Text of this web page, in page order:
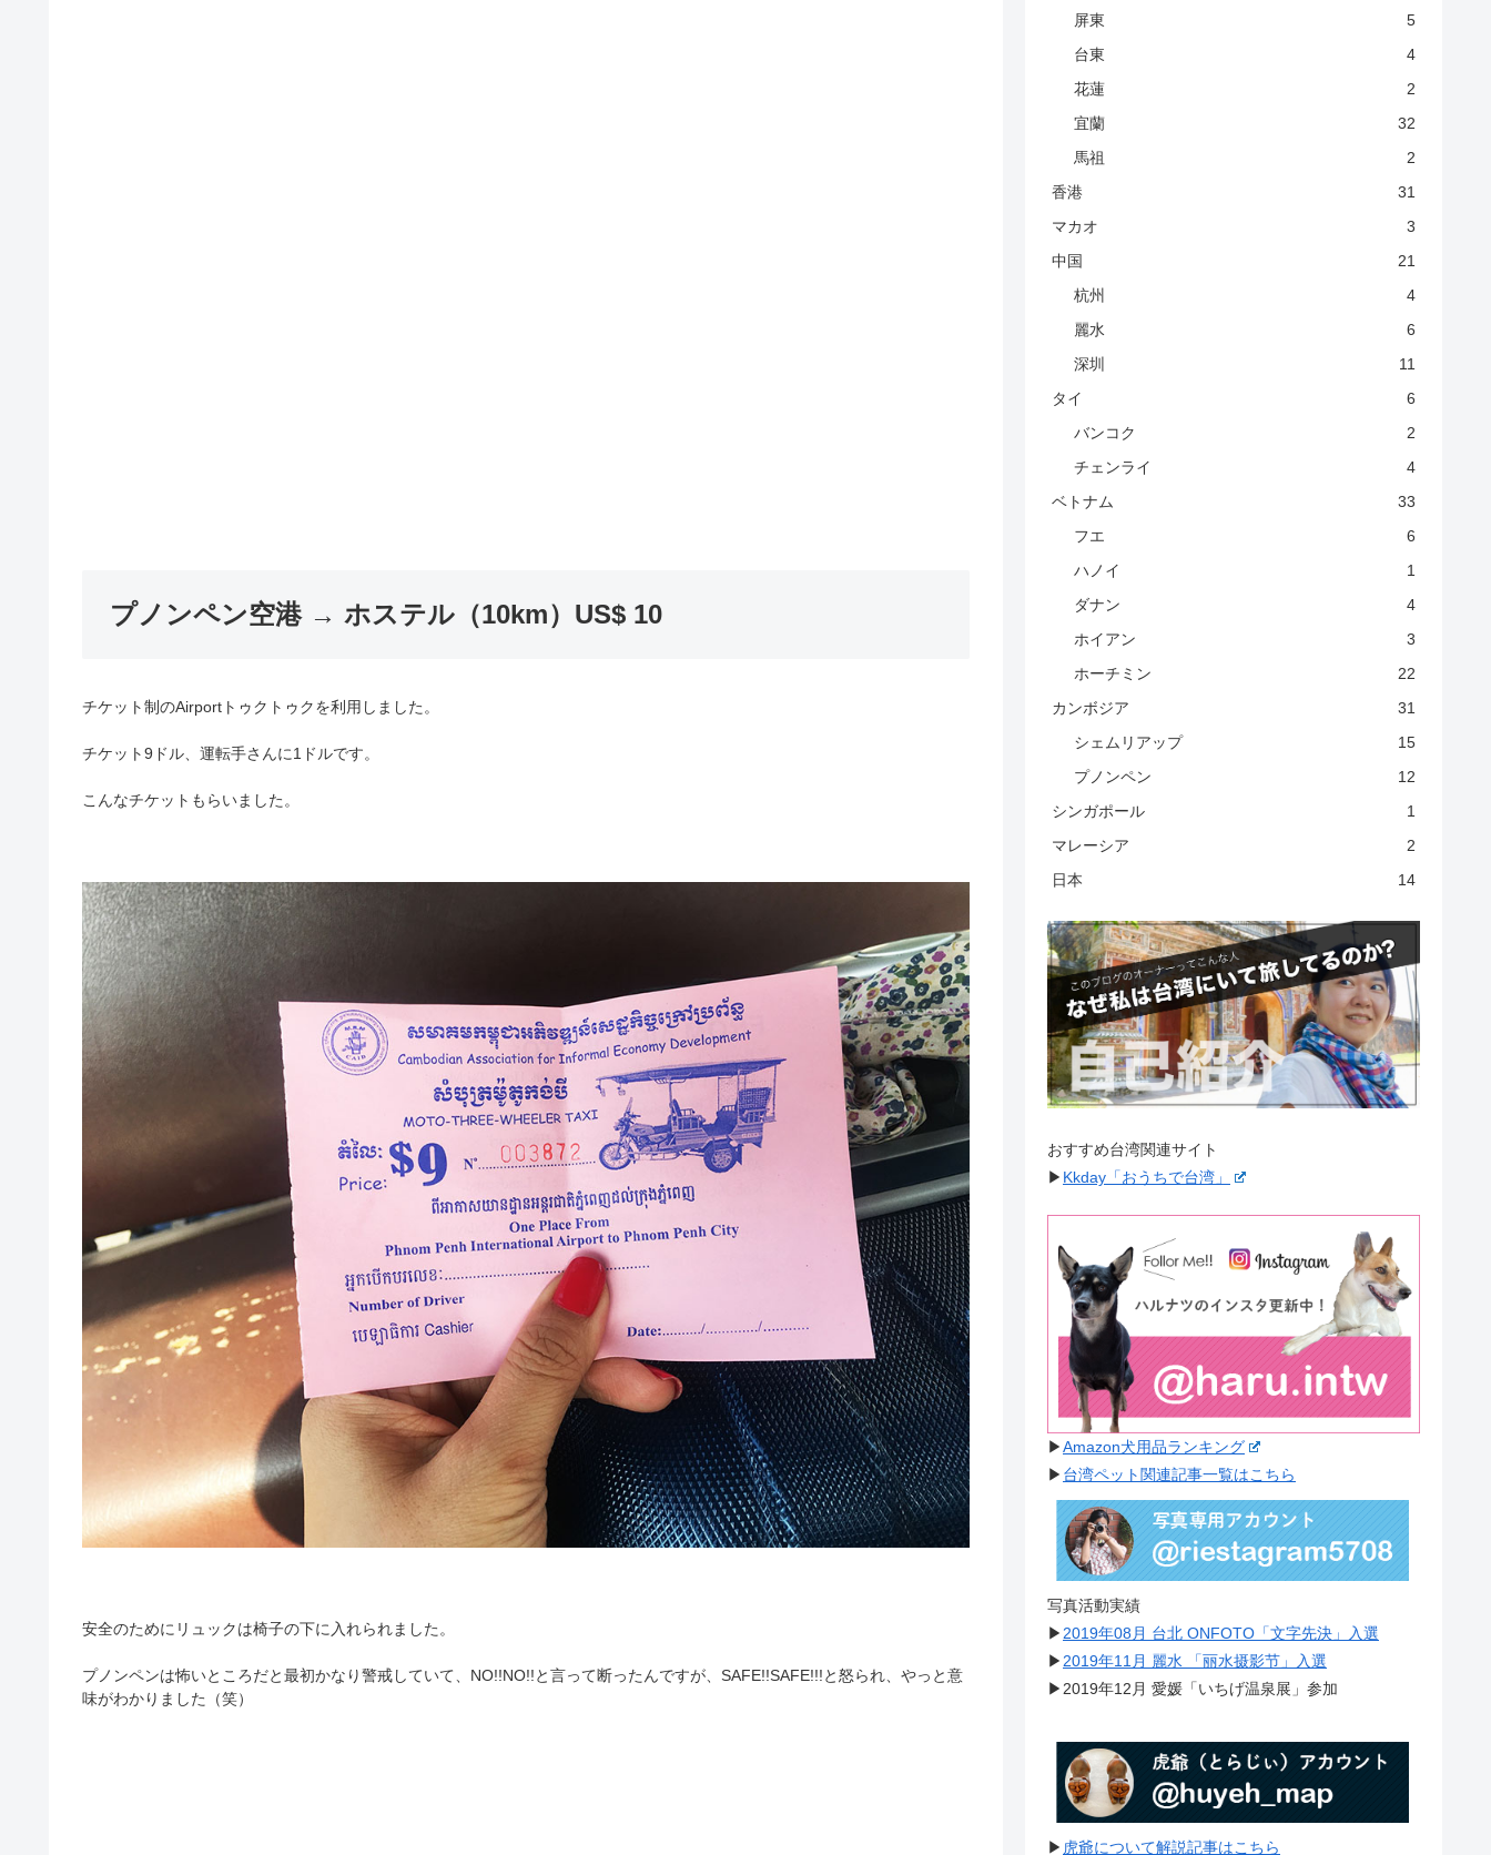
プノンペン空港 → ホステル（10km）US$ 10
チケット制のAirportトゥクトゥクを利用しました。
チケット9ドル、運転手さんに1ドルです。
こんなチケットもらいました。
安全のためにリュックは椅子の下に入れられました。
プノンペンは怖いところだと最初かなり警戒していて、NO!!NO!!と言って断ったんですが、SAFE!!SAFE!!!と怒られ、やっと意
味がわかりました（笑）
屏東
5
台東
4
花蓮
2
宜蘭
32
馬祖
2
香港
31
マカオ
3
中国
21
杭州
4
麗水
6
深圳
11
タイ
6
バンコク
2
チェンライ
4
ベトナム
33
フエ
6
ハノイ
1
ダナン
4
ホイアン
3
ホーチミン
22
カンボジア
31
シェムリアップ
15
プノンペン
12
シンガポール
1
マレーシア
2
日本
14
おすすめ台湾関連サイト
▶︎ Kkday「おうちで台湾」
▶︎Amazon犬用品ランキング
▶︎ 台湾ペット関連記事一覧はこちら
写真活動実績
▶︎ 2019年08月 台北 ONFOTO「文字先決」入選
▶︎ 2019年11月 麗水 「丽水摄影节」入選
▶︎2019年12月 愛媛「いちげ温泉展」参加
▶︎ 虎爺について解説記事はこちら